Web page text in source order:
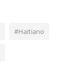
#Haitiano